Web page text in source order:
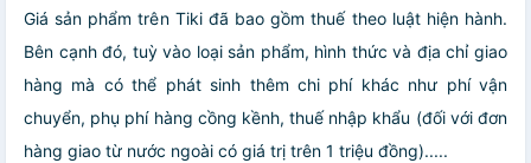
Giá sản phẩm trên Tiki đã bao gồm thuế theo luật hiện hành.
Bên cạnh đó, tuỳ vào loại sản phẩm, hình thức và địa chỉ giao
hàng mà có thể phát sinh thêm chi phí khác như phí vận
chuyển, phụ phí hàng cồng kềnh, thuế nhập khẩu (đối với đơn
hàng giao từ nước ngoài có giá trị trên 1 triệu đồng).....